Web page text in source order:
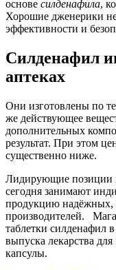
основе силденафила,
Хорошие дженерики
эффективности и
Силденафил
аптеках
Они изготовлены по
же действующее
дополнительных
результат. При этом
существенно ниже.
Лидирующие позиции
сегодня занимают
продукцию надёжных,
производителей.
таблетки силденафил
выпуска лекарства
капсулы.